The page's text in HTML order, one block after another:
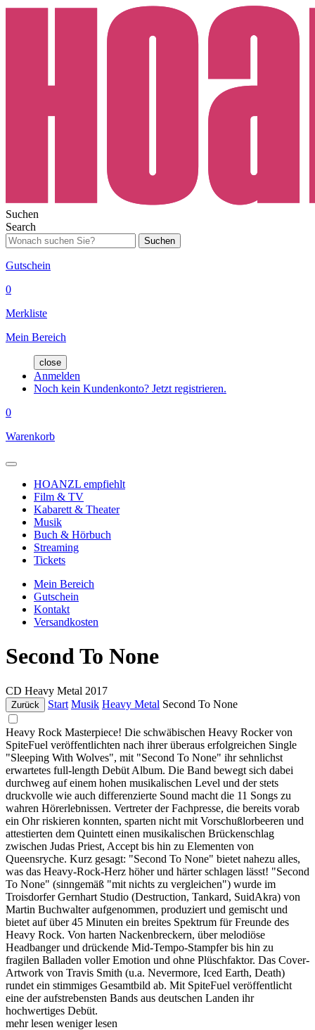
Suchen
Search
Suchen
Gutschein
0
Merkliste
Mein Bereich
close
Anmelden
Noch kein Kundenkonto? Jetzt registrieren.
0
Warenkorb
HOANZL empfiehlt
Film & TV
Kabarett & Theater
Musik
Buch & Hörbuch
Streaming
Tickets
Mein Bereich
Gutschein
Kontakt
Versandkosten
Second To None
CD Heavy Metal 2017
Zurück Start Musik Heavy Metal Second To None
Heavy Rock Masterpiece! Die schwäbischen Heavy Rocker von
SpiteFuel veröffentlichten nach ihrer überaus erfolgreichen Single
"Sleeping With Wolves", mit "Second To None" ihr sehnlichst
erwartetes full-length Debüt Album. Die Band bewegt sich dabei
durchweg auf einem hohen musikalischen Level und der stets
druckvolle wie auch differenzierte Sound macht die 11 Songs zu
wahren Hörerlebnissen. Vertreter der Fachpresse, die bereits vorab
ein Ohr riskieren konnten, sparten nicht mit Vorschußlorbeeren und
attestierten dem Quintett einen musikalischen Brückenschlag
zwischen Judas Priest, Accept bis hin zu Elementen von
Queensryche. Kurz gesagt: "Second To None" bietet nahezu alles,
was das Heavy-Rock-Herz höher und härter schlagen lässt! "Second
To None" (sinngemäß "mit nichts zu vergleichen") wurde im
Troisdorfer Gernhart Studio (Destruction, Tankard, SuidAkra) von
Martin Buchwalter aufgenommen, produziert und gemischt und
bietet auf über 45 Minuten ein breites Spektrum für Freunde des
Heavy Rock. Von harten Nackenbreckern, über melodiöse
Headbanger und drückende Mid-Tempo-Stampfer bis hin zu
fragilen Balladen voller Emotion und ohne Plüschfaktor. Das Cover-
Artwork von Travis Smith (u.a. Nevermore, Iced Earth, Death)
rundet ein stimmiges Gesamtbild ab. Mit SpiteFuel veröffentlicht
eine der aufstrebensten Bands aus deutschen Landen ihr
hochwertiges Debüt.
mehr lesen weniger lesen